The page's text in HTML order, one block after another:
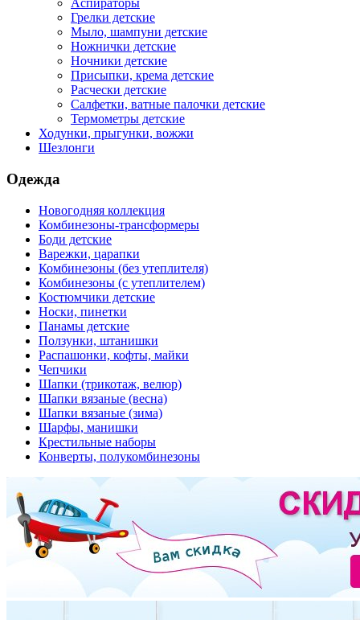
Аспираторы
Грелки детские
Мыло, шампуни детские
Ножнички детские
Ночники детские
Присыпки, крема детские
Расчески детские
Салфетки, ватные палочки детские
Термометры детские
Ходунки, прыгунки, вожжи
Шезлонги
Одежда
Новогодняя коллекция
Комбинезоны-трансформеры
Боди детские
Варежки, царапки
Комбинезоны (без утеплителя)
Комбинезоны (с утеплителем)
Костюмчики детские
Носки, пинетки
Панамы детские
Ползунки, штанишки
Распашонки, кофты, майки
Чепчики
Шапки (трикотаж, велюр)
Шапки вязаные (весна)
Шапки вязаные (зима)
Шарфы, манишки
Крестильные наборы
Конверты, полукомбинезоны